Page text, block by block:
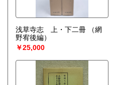
浅草寺志 上・下二冊
（網
野宥後編）
￥25,000